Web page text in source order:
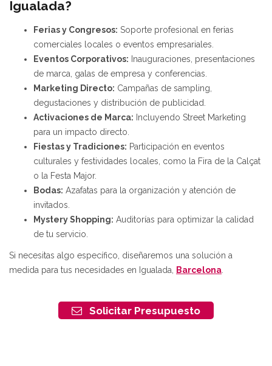
Igualada?
Ferias y Congresos: Soporte profesional en ferias
comerciales locales o eventos empresariales.
Eventos Corporativos: Inauguraciones, presentaciones
de marca, galas de empresa y conferencias.
Marketing Directo: Campañas de sampling,
degustaciones y distribución de publicidad.
Activaciones de Marca: Incluyendo Street Marketing
para un impacto directo.
Fiestas y Tradiciones: Participación en eventos
culturales y festividades locales, como la Fira de la Calçat
o la Festa Major.
Bodas: Azafatas para la organización y atención de
invitados.
Mystery Shopping: Auditorías para optimizar la calidad
de tu servicio.
Si necesitas algo específico, diseñaremos una solución a
medida para tus necesidades en Igualada, Barcelona.
Solicitar Presupuesto